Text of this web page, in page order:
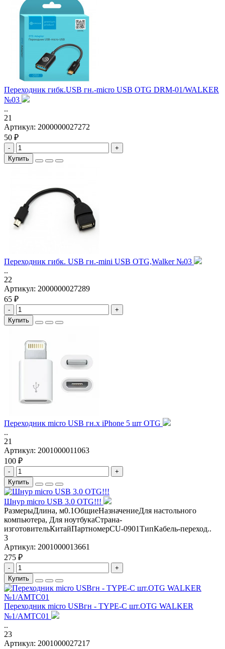
Переходник гибк.USB гн.-micro USB OTG DRM-01/WALKER
№03
..
21
Артикул: 2000000027272
50 ₽
-
+
Купить
Переходник гибк. USB гн.-mini USB OTG,Walker №03
..
22
Артикул: 2000000027289
65 ₽
-
+
Купить
Переходник micro USB гн.х iPhone 5 шт OTG
..
21
Артикул: 2001000011063
100 ₽
-
+
Купить
Шнур micro USB 3.0 OTG!!!
РазмерыДлина, м0.1ОбщиеНазначениеДля настольного
компьютера, Для ноутбукаСтрана-
изготовительКитайПартномерCU-0901ТипКабель-переход..
3
Артикул: 2001000013661
275 ₽
-
+
Купить
Переходник micro USBгн - TYPE-C шт.OTG WALKER
№1/AMTC01
..
23
Артикул: 2001000027217